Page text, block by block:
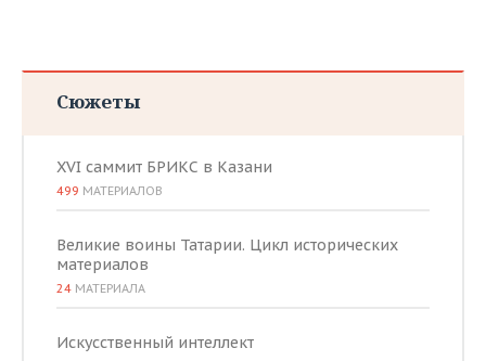
Сюжеты
XVI саммит БРИКС в Казани
499 МАТЕРИАЛОВ
Великие воины Татарии. Цикл исторических
материалов
24 МАТЕРИАЛА
Искусственный интеллект